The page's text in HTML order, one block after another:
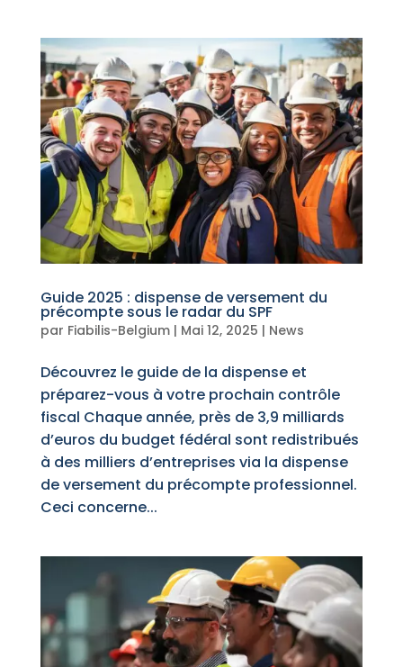
Guide 2025 : dispense de versement du
précompte sous le radar du SPF
par Fiabilis-Belgium| Mai 12, 2025 | News
Découvrez le guide de la dispense et
préparez-vous à votre prochain contrôle
fiscal Chaque année, près de 3,9 milliards
d’euros du budget fédéral sont redistribués
à des milliers d’entreprises via la dispense
de versement du précompte professionnel.
Ceci concerne...